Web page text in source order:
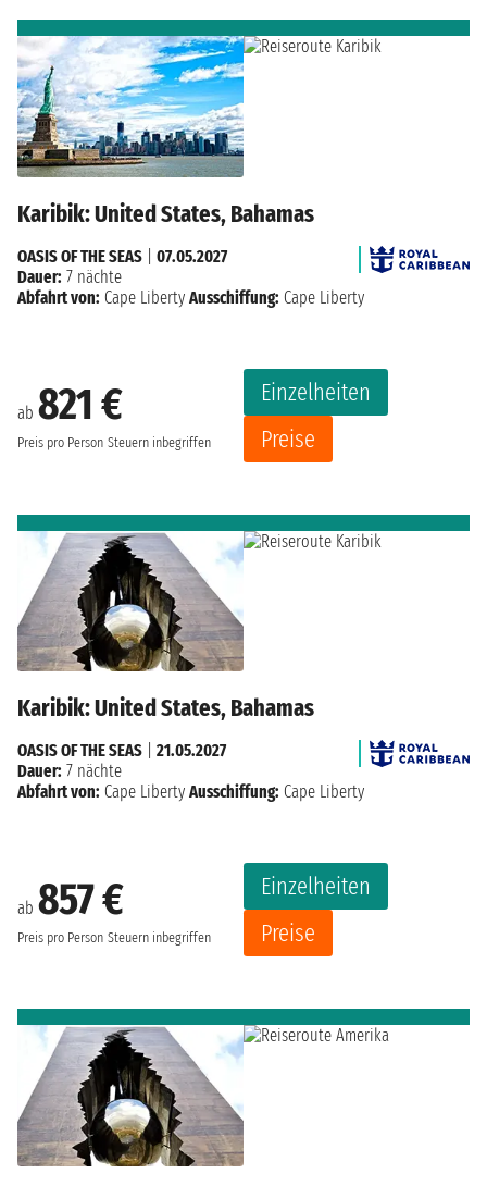
Karibik: United States, Bahamas
ab 821 €
Preis pro Person Steuern inbegriffen
Einzelheiten
Preise
OASIS OF THE SEAS
07.05.2027
Dauer: 7 nächte
Abfahrt von: Cape Liberty Ausschiffung: Cape Liberty
Karibik: United States, Bahamas
ab 857 €
Preis pro Person Steuern inbegriffen
Einzelheiten
Preise
OASIS OF THE SEAS
21.05.2027
Dauer: 7 nächte
Abfahrt von: Cape Liberty Ausschiffung: Cape Liberty